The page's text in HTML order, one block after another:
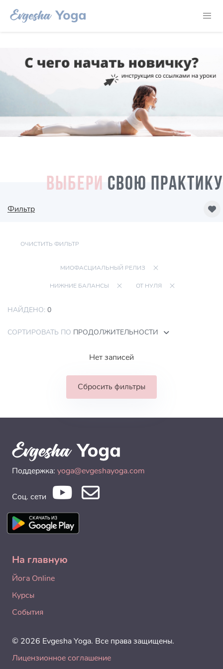
ВЫБЕРИ СВОЮ ПРАКТИКУ
Фильтр
ОЧИСТИТЬ ФИЛЬТР
МИОФАСЦИАЛЬНЫЙ РЕЛИЗ
НИЖНИЕ БАЛАНСЫ ОТ НУЛЯ
НАЙДЕНО: 0
СОРТИРОВАТЬ ПО ПРОДОЛЖИТЕЛЬНОСТИ
Нет записей
Сбросить фильтры
Поддержка: yoga@evgeshayoga.com
Соц. сети
На главную
Йога Online
Курсы
События
© 2026 Evgesha Yoga. Все права защищены.
Лицензионное соглашение